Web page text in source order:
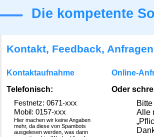
Die kompetente
Kontakt, Feedback, Anfragen
Kontaktaufnahme
Telefonisch:
Festnetz: 0671-xxx
Mobil: 0157-xxx
Hier machen wir keine Angaben
mehr, da diese von Spambots
ausgelesen werden, was dann
Online-
Oder
Alle